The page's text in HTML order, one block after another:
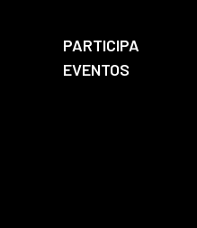
PARTICIPA
EVENTOS